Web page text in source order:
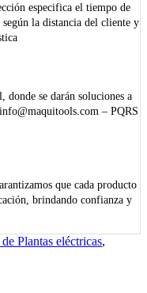
especifica el tiempo de
según la distancia del cliente y
donde se darán soluciones a
– PQRS
que cada producto
brindando confianza y
Plantas eléctricas,